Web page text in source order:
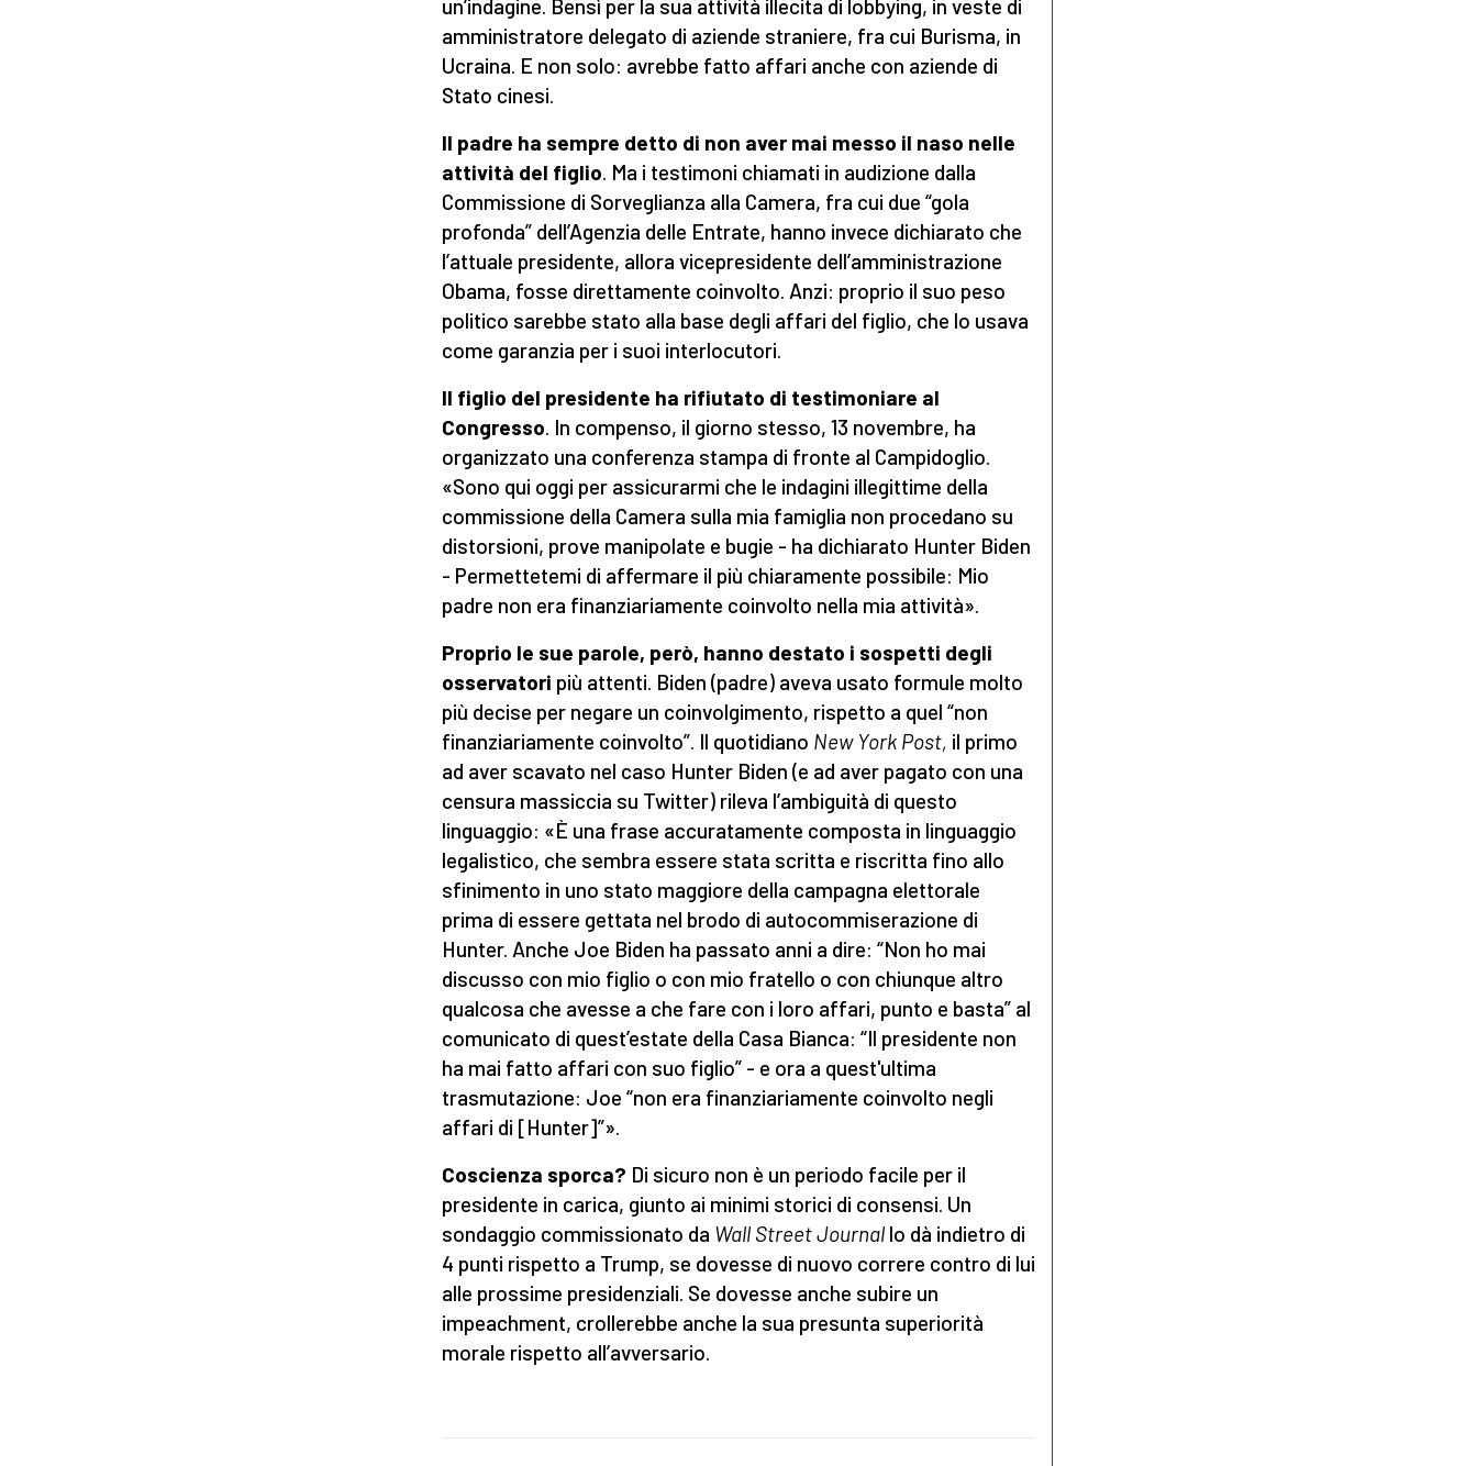
un’indagine. Bensì per la sua attività illecita di lobbying, in veste di
amministratore delegato di aziende straniere, fra cui Burisma, in
Ucraina. E non solo: avrebbe fatto affari anche con aziende di
Stato cinesi.
Il padre ha sempre detto di non aver mai messo il naso nelle
attività del figlio. Ma i testimoni chiamati in audizione dalla
Commissione di Sorveglianza alla Camera, fra cui due “gola
profonda” dell’Agenzia delle Entrate, hanno invece dichiarato che
l’attuale presidente, allora vicepresidente dell’amministrazione
Obama, fosse direttamente coinvolto. Anzi: proprio il suo peso
politico sarebbe stato alla base degli affari del figlio, che lo usava
come garanzia per i suoi interlocutori.
Il figlio del presidente ha rifiutato di testimoniare al
Congresso. In compenso, il giorno stesso, 13 novembre, ha
organizzato una conferenza stampa di fronte al Campidoglio.
«Sono qui oggi per assicurarmi che le indagini illegittime della
commissione della Camera sulla mia famiglia non procedano su
distorsioni, prove manipolate e bugie - ha dichiarato Hunter Biden
- Permettetemi di affermare il più chiaramente possibile: Mio
padre non era finanziariamente coinvolto nella mia attività».
Proprio le sue parole, però, hanno destato i sospetti degli
osservatori più attenti. Biden (padre) aveva usato formule molto
più decise per negare un coinvolgimento, rispetto a quel “non
finanziariamente coinvolto”. Il quotidiano New York Post, il primo
ad aver scavato nel caso Hunter Biden (e ad aver pagato con una
censura massiccia su Twitter) rileva l’ambiguità di questo
linguaggio: «È una frase accuratamente composta in linguaggio
legalistico, che sembra essere stata scritta e riscritta fino allo
sfinimento in uno stato maggiore della campagna elettorale
prima di essere gettata nel brodo di autocommiserazione di
Hunter. Anche Joe Biden ha passato anni a dire: “Non ho mai
discusso con mio figlio o con mio fratello o con chiunque altro
qualcosa che avesse a che fare con i loro affari, punto e basta” al
comunicato di quest’estate della Casa Bianca: “Il presidente non
ha mai fatto affari con suo figlio” - e ora a quest'ultima
trasmutazione: Joe “non era finanziariamente coinvolto negli
affari di [Hunter]”».
Coscienza sporca? Di sicuro non è un periodo facile per il
presidente in carica, giunto ai minimi storici di consensi. Un
sondaggio commissionato da Wall Street Journal lo dà indietro di
4 punti rispetto a Trump, se dovesse di nuovo correre contro di lui
alle prossime presidenziali. Se dovesse anche subire un
impeachment, crollerebbe anche la sua presunta superiorità
morale rispetto all’avversario.